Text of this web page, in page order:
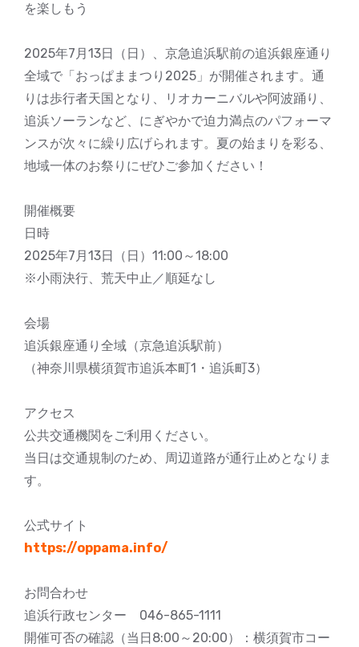
を楽しもう
2025年7月13日（日）、京急追浜駅前の追浜銀座通り
全域で「おっぱままつり2025」が開催されます。通
りは歩行者天国となり、リオカーニバルや阿波踊り、
追浜ソーランなど、にぎやかで迫力満点のパフォーマ
ンスが次々に繰り広げられます。夏の始まりを彩る、
地域一体のお祭りにぜひご参加ください！
開催概要
日時
2025年7月13日（日）11:00～18:00
※小雨決行、荒天中止／順延なし
会場
追浜銀座通り全域（京急追浜駅前）
（神奈川県横須賀市追浜本町1・追浜町3）
アクセス
公共交通機関をご利用ください。
当日は交通規制のため、周辺道路が通行止めとなりま
す。
公式サイト
https://oppama.info/
お問合わせ
追浜行政センター 046-865-1111
開催可否の確認（当日8:00～20:00）：横須賀市コー